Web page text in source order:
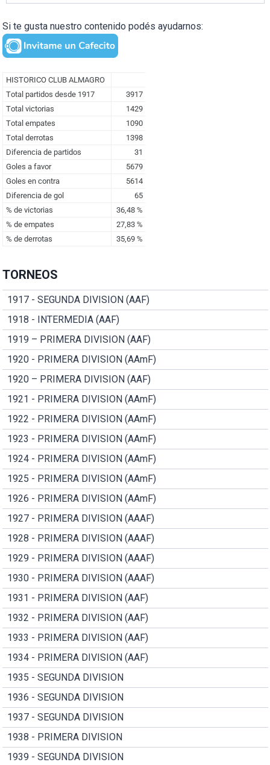
Si te gusta nuestro contenido podés ayudarnos:
TORNEOS
1917 - SEGUNDA DIVISION (AAF)
1918 - INTERMEDIA (AAF)
1919 – PRIMERA DIVISION (AAF)
1920 - PRIMERA DIVISION (AAmF)
1920 – PRIMERA DIVISION (AAF)
1921 - PRIMERA DIVISION (AAmF)
1922 - PRIMERA DIVISION (AAmF)
1923 - PRIMERA DIVISION (AAmF)
1924 - PRIMERA DIVISION (AAmF)
1925 - PRIMERA DIVISION (AAmF)
1926 - PRIMERA DIVISION (AAmF)
1927 - PRIMERA DIVISION (AAAF)
1928 - PRIMERA DIVISION (AAAF)
1929 - PRIMERA DIVISION (AAAF)
1930 - PRIMERA DIVISION (AAAF)
1931 - PRIMERA DIVISION (AAF)
1932 - PRIMERA DIVISION (AAF)
1933 - PRIMERA DIVISION (AAF)
1934 - PRIMERA DIVISION (AAF)
1935 - SEGUNDA DIVISION
1936 - SEGUNDA DIVISION
1937 - SEGUNDA DIVISION
1938 - PRIMERA DIVISION
1939 - SEGUNDA DIVISION